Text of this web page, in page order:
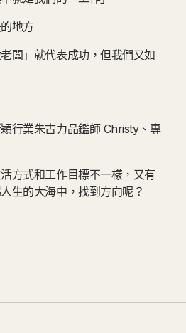
地方
闆」就代表成功，但我們又如
行業朱古力品鑑師 Christy、專
方式和工作目標不一樣，又有
生的大海中，找到方向呢？